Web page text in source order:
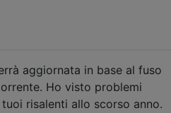
aggiornata in base al fuso
Ho visto problemi
risalenti allo scorso anno.